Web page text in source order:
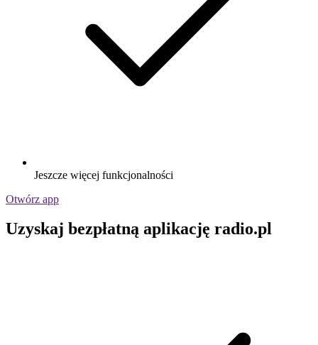
Jeszcze więcej funkcjonalności
Otwórz app
Uzyskaj bezpłatną aplikację radio.pl